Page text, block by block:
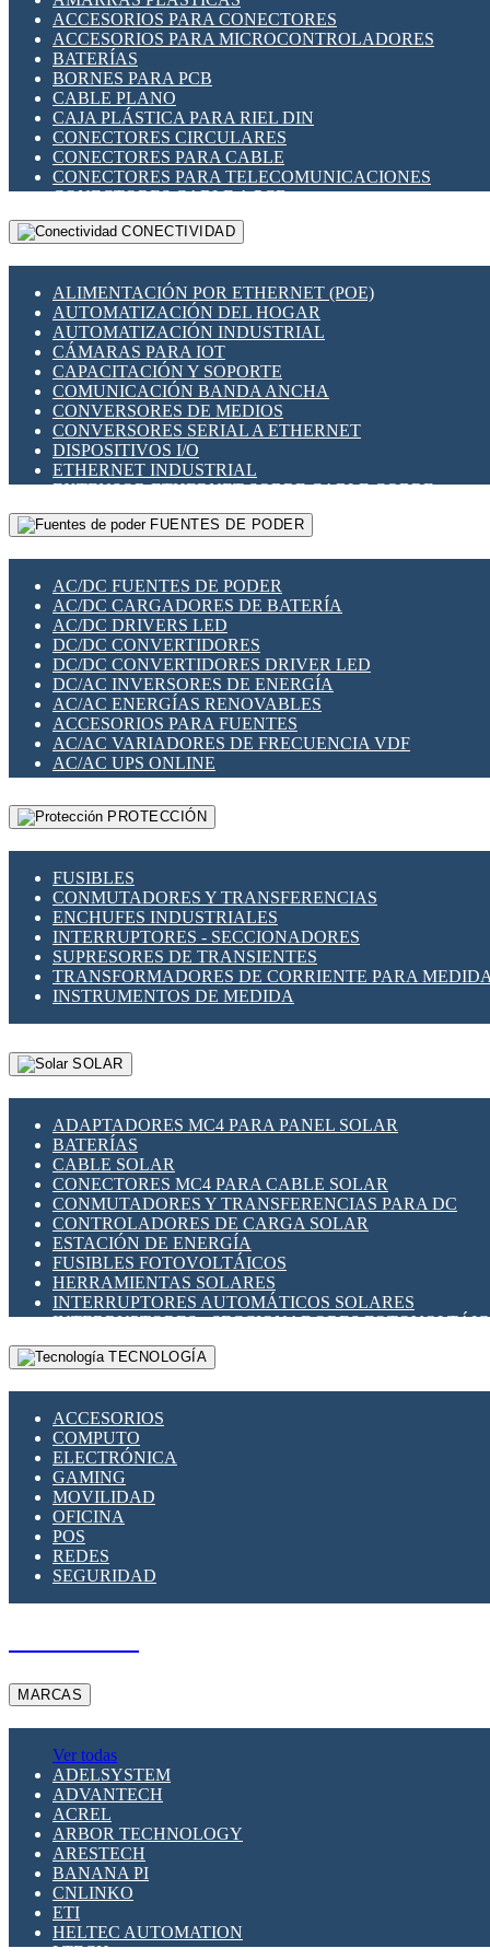
INDICADORES PARA PANEL
INTERFACES DE RELÉ
INTERRUPTORES FIN DE CARRERA
LLAVES CONMUTADORAS
MEDIDORES DE ENERGÍA Y TC'S DE CORRIENTE
MOTORES PASO A PASO
PANTALLAS HMI
PLC -CONTROLADORES LÓGICO PROGRAMABLES
PROGRAMADORES DE HORARIO
RELÉS DE PROTECCIÓN
SENSORES CAPACITIVOS
SENSORES INDUCTIVOS
TEMPORIZADORES
VARIACS
VARIADORES DE FRECUENCIA [VDF]
SECCIONADORES - INTERRUPTORES
MAQUINARIA
ACCESORIOS PARA CONECTORES
ACCESORIOS PARA MICROCONTROLADORES
BATERÍAS
BORNES PARA PCB
CABLE PLANO
CAJA PLÁSTICA PARA RIEL DIN
CONECTORES CIRCULARES
CONECTORES PARA CABLE
CONECTORES PARA TELECOMUNICACIONES
CONECTORES CABLE A PCB
CONECTORES PCB A CABLE
DIP SWITCHES
HERRAMIENTAS VARIAS
ILUMINACIÓN LED
INTERRUPTORES REED
INTERFACES DE RELÉ
OTROS RELÉS
PROTECCIÓN TÉRMICA
RELÉS AUTOMOTRICES
RELÉS DE SEÑAL
RELÉS DE ESTADO SÓLIDO SSR
RELÉS INDUSTRIALES
RELÉS MINIATURA DE POTENCIA
SENSORES MAGNÉTICOS
SWITCH Y MICROSWITCH
TARJETAS PI
UNIÓN Y DERIVACIÓN DE CABLE
CONECTIVIDAD
ALIMENTACIÓN POR ETHERNET (POE)
AUTOMATIZACIÓN DEL HOGAR
AUTOMATIZACIÓN INDUSTRIAL
CÁMARAS PARA IOT
CAPACITACIÓN Y SOPORTE
COMUNICACIÓN BANDA ANCHA
CONVERSORES DE MEDIOS
CONVERSORES SERIAL A ETHERNET
DISPOSITIVOS I/O
ETHERNET INDUSTRIAL
EXTENSOR ETHERNET SOBRE CABLE COBRE
GATEWAY LORAWAN
GESTIÓN DE REDES
PLACAS MODULARES IOT
SWITCHES Y REDES WIFI
SOLUCIONES IOT
SOLUCIONES LORAWAN
SOLUCIONES RED CELULAR
SEGURIDAD PARA REDES
SWITCHES LAN
TELEFONÍA IP (VOIP)
VIGILANCIA IP (CCTV)
MESHTASTIC
FUENTES DE PODER
AC/DC FUENTES DE PODER
AC/DC CARGADORES DE BATERÍA
AC/DC DRIVERS LED
DC/DC CONVERTIDORES
DC/DC CONVERTIDORES DRIVER LED
DC/AC INVERSORES DE ENERGÍA
AC/AC ENERGÍAS RENOVABLES
ACCESORIOS PARA FUENTES
AC/AC VARIADORES DE FRECUENCIA VDF
AC/AC UPS ONLINE
PROTECCIÓN
FUSIBLES
CONMUTADORES Y TRANSFERENCIAS
ENCHUFES INDUSTRIALES
INTERRUPTORES - SECCIONADORES
SUPRESORES DE TRANSIENTES
TRANSFORMADORES DE CORRIENTE PARA
INSTRUMENTOS DE MEDIDA
SOLAR
ADAPTADORES MC4 PARA PANEL SOLAR
BATERÍAS
CABLE SOLAR
CONECTORES MC4 PARA CABLE SOLAR
CONMUTADORES Y TRANSFERENCIAS PARA DC
CONTROLADORES DE CARGA SOLAR
ESTACIÓN DE ENERGÍA
FUSIBLES FOTOVOLTÁICOS
HERRAMIENTAS SOLARES
INTERRUPTORES AUTOMÁTICOS SOLARES
INTERRUPTORES - SECCIONADORES
MONTAJE PANEL SOLAR
PORTA FUSIBLES Y SECCIONADORES
TECNOLOGÍA
ACCESORIOS
COMPUTO
ELECTRÓNICA
GAMING
MOVILIDAD
OFICINA
POS
REDES
SEGURIDAD
MARCAS
Ver todas
ADELSYSTEM
ADVANTECH
ACREL
ARBOR TECHNOLOGY
ARESTECH
BANANA PI
CNLINKO
ETI
HELTEC AUTOMATION
LTECH